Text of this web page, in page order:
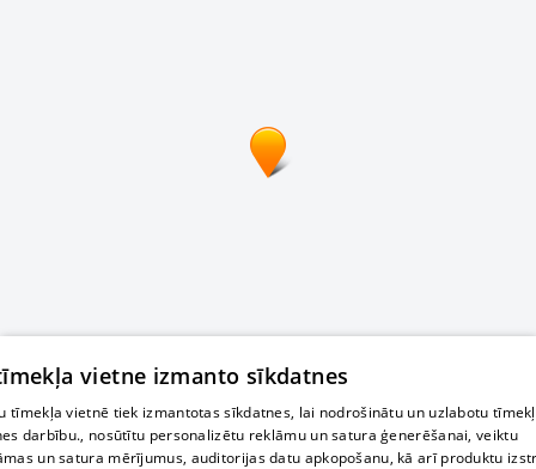
vietne izmanto sīkdatnes
tīmekļa vietnē tiek izmantotas sīkdatnes, lai nodrošinātu un uzlabotu
darbību., nosūtītu personalizētu reklāmu un satura ģenerēšanai, veiktu
un satura mērījumus, auditorijas datu apkopošanu, kā arī produktu